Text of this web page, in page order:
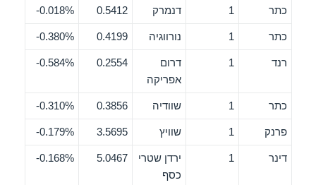
כתר 1 דנמרק 0.5412
0.018%-
כתר 1 נורווגיה 0.4199
0.380%-
רנד 1
דרום
אפריקה
0.2554
0.584%-
כתר 1 שוודיה 0.3856
0.310%-
פרנק 1 שוויץ 3.5695
0.179%-
דינר 1
ירדן שטרי
כסף
5.0467
0.168%-